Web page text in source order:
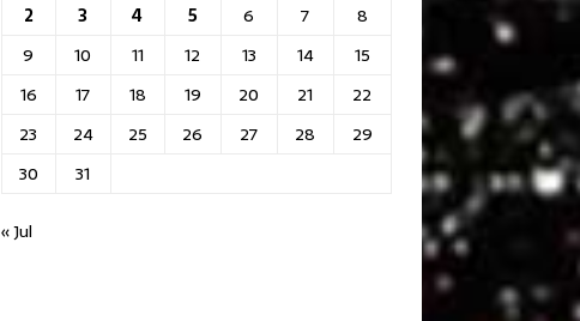
2
3 4 5 6 7
8
9
10 11 12 13 14
15
16
17 18 19 20 21
22
23
24 25 26 27 28
29
30
31
« Jul